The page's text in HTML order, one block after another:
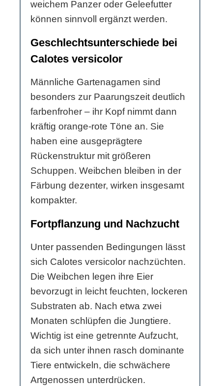
weichem Panzer oder Geleefutter
können sinnvoll ergänzt werden.
Geschlechtsunterschiede bei
Calotes versicolor
Männliche Gartenagamen sind
besonders zur Paarungszeit deutlich
farbenfroher – ihr Kopf nimmt dann
kräftig orange-rote Töne an. Sie
haben eine ausgeprägtere
Rückenstruktur mit größeren
Schuppen. Weibchen bleiben in der
Färbung dezenter, wirken insgesamt
kompakter.
Fortpflanzung und Nachzucht
Unter passenden Bedingungen lässt
sich Calotes versicolor nachzüchten.
Die Weibchen legen ihre Eier
bevorzugt in leicht feuchten, lockeren
Substraten ab. Nach etwa zwei
Monaten schlüpfen die Jungtiere.
Wichtig ist eine getrennte Aufzucht,
da sich unter ihnen rasch dominante
Tiere entwickeln, die schwächere
Artgenossen unterdrücken.